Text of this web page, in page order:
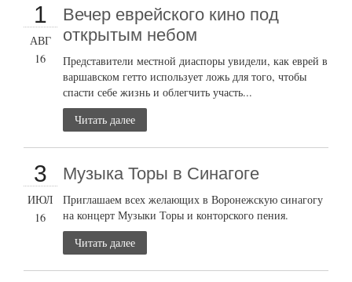
1
АВГ
16
Вечер еврейского кино под
открытым небом
Представители местной диаспоры увидели, как еврей в
варшавском гетто использует ложь для того, чтобы
спасти себе жизнь и облегчить участь...
Читать далее
3
ИЮЛ
16
Музыка Торы в Синагоге
Приглашаем всех желающих в Воронежскую синагогу
на концерт Музыки Торы и конторского пения.
Читать далее